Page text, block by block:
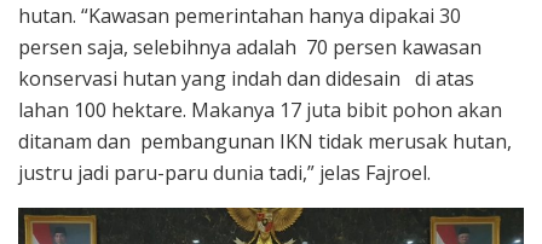
hutan. “Kawasan pemerintahan hanya dipakai 30
persen saja, selebihnya adalah 70 persen kawasan
konservasi hutan yang indah dan didesain di atas
lahan 100 hektare. Makanya 17 juta bibit pohon akan
ditanam dan pembangunan IKN tidak merusak hutan,
justru jadi paru-paru dunia tadi,” jelas Fajroel.